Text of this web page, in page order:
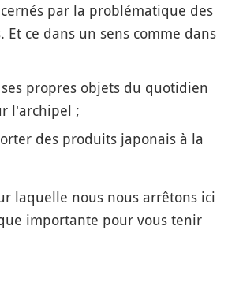
par la problématique des
Et ce dans un sens comme dans
propres objets du quotidien
l'archipel ;
des produits japonais à la
laquelle nous nous arrêtons ici
importante pour vous tenir